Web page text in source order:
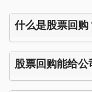
什么是股票回购
股票回购能给公